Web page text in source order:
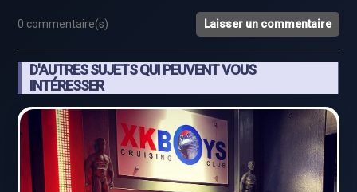
0 commentaire(s) Laisser un commentaire
D'AUTRES SUJETS QUI PEUVENT VOUS
INTÉRESSER